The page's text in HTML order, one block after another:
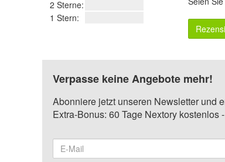
2 Sterne:
1 Stern:
Verpasse keine Angebote mehr!
Abonniere jetzt unseren Newsletter und
Extra-Bonus: 60 Tage Nextory